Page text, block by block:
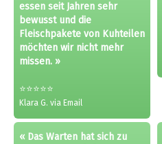
essen seit Jahren sehr
bewusst und die
Fleischpakete von Kuhteilen
möchten wir nicht mehr
missen. »
⭐⭐⭐⭐⭐
Klara G. via Email
« Das Warten hat sich zu